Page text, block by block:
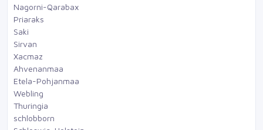
Nagorni-Qarabax
Priaraks
Saki
Sirvan
Xacmaz
Ahvenanmaa
Etela-Pohjanmaa
Webling
Thuringia
schlobborn